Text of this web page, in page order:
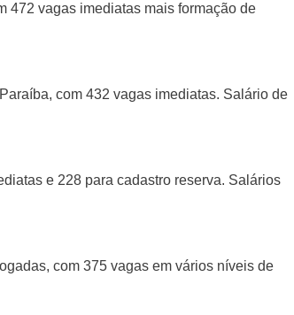
472 vagas imediatas mais formação de
com 432 vagas imediatas. Salário de
e 228 para cadastro reserva. Salários
com 375 vagas em vários níveis de